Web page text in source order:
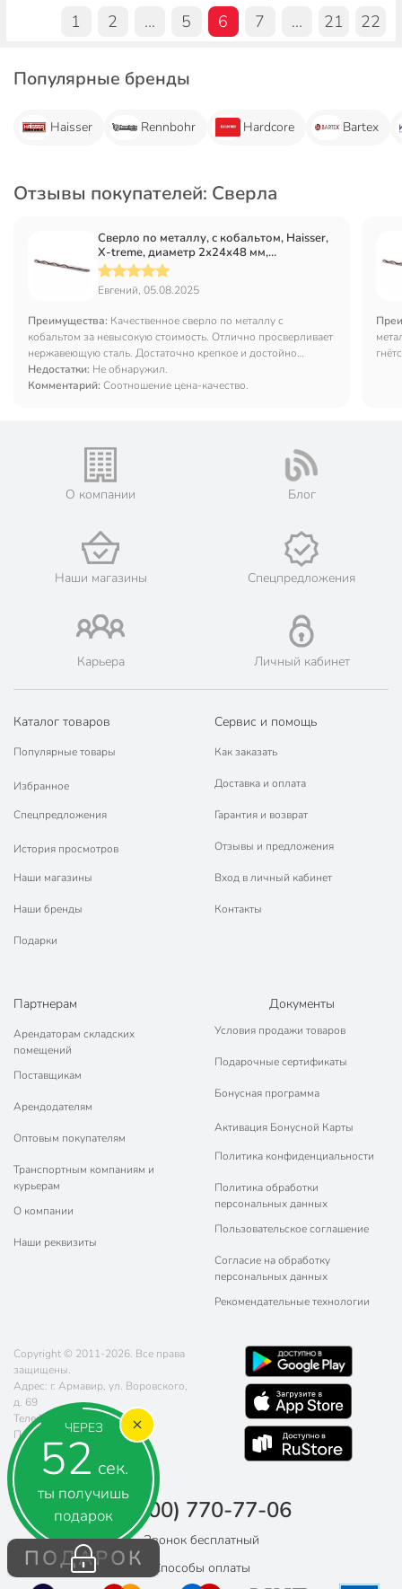
ЧЕРЕЗ
51 сек.
ты получишь
подарок
ПОДАРОК
1 2 ... 5 6 7 ... 21 22
Популярные бренды
Haisser Rennbohr Hardcore Bartex
Отзывы покупателей: Сверла
Сверло по металлу, с кобальтом, Haisser,
X-treme, диаметр 2х24х48 мм,
цилиндрический хвостовик, XT101004
Евгений, 05.08.2025
Преимущества: Качественное сверло по металлу с
кобальтом за невысокую стоимость. Отлично просверливает
нержавеющую сталь. Достаточно крепкое и достойно
заточено.
Недостатки: Не обнаружил.
Комментарий: Соотношение цена-качество.
О компании Блог
Наши магазины Спецпредложения
Карьера Личный кабинет
Каталог товаров
Популярные товары
Избранное
Спецпредложения
История просмотров
Наши магазины
Наши бренды
Подарки
Сервис и помощь
Как заказать
Доставка и оплата
Гарантия и возврат
Отзывы и предложения
Вход в личный кабинет
Контакты
Партнерам
Арендаторам складских
помещений
Поставщикам
Арендодателям
Оптовым покупателям
Транспортным компаниям и
курьерам
О компании
Наши реквизиты
Документы
Условия продажи товаров
Подарочные сертификаты
Бонусная программа
Активация Бонусной Карты
Политика конфиденциальности
Политика обработки
персональных данных
Пользовательское соглашение
Согласие на обработку
персональных данных
Рекомендательные технологии
Copyright © 2011-2026. Все права
защищены.
Адрес: г. Армавир, ул. Воровского,
д. 69
Телефон:
8 (800) 770-77-06
Почта:
sales@poryadok.ru
8 (800) 770-77-06
Звонок бесплатный
Способы оплаты